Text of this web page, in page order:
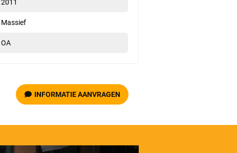
2011
Massief
OA
INFORMATIE AANVRAGEN